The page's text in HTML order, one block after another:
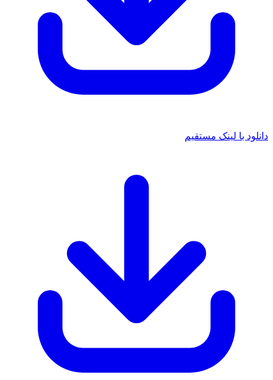
دانلود با لینک مستقیم